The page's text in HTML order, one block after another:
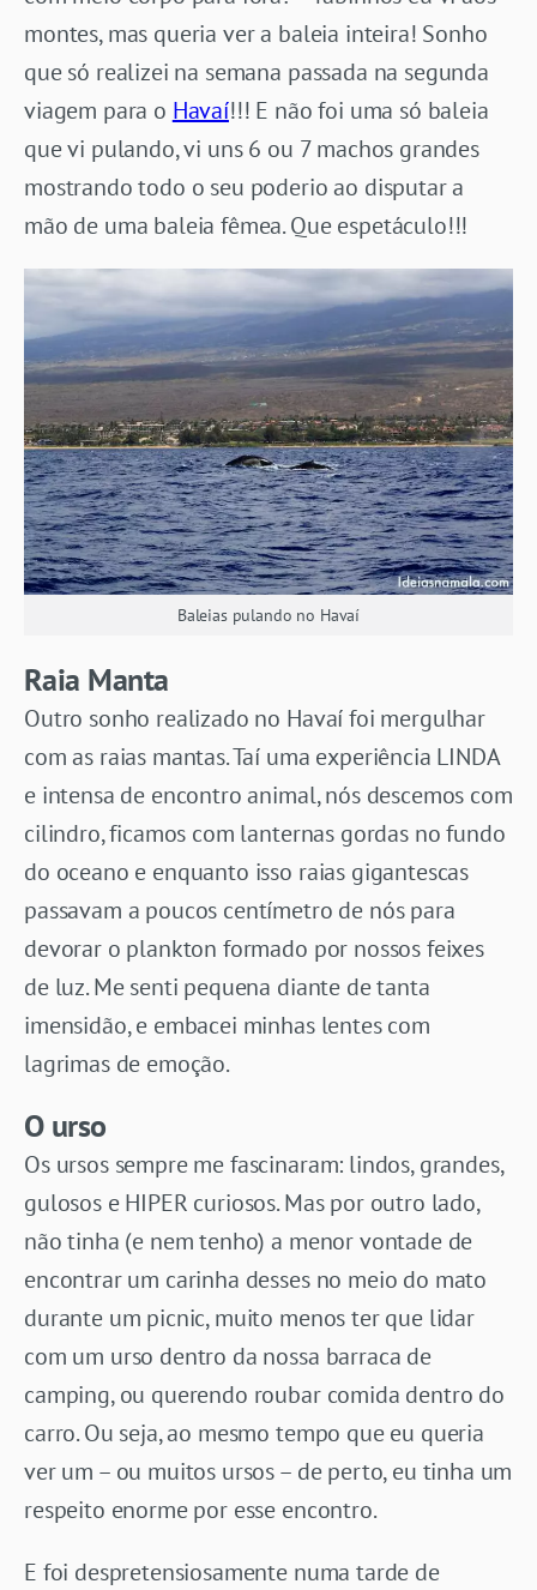
montes, mas queria ver a baleia inteira! Sonho
que só realizei na semana passada na segunda
viagem para o Havaí!!! E não foi uma só baleia
que vi pulando, vi uns 6 ou 7 machos grandes
mostrando todo o seu poderio ao disputar a
mão de uma baleia fêmea. Que espetáculo!!!
Baleias pulando no Havaí
Raia Manta
Outro sonho realizado no Havaí foi mergulhar
com as raias mantas. Taí uma experiência LINDA
e intensa de encontro animal, nós descemos com
cilindro, ficamos com lanternas gordas no fundo
do oceano e enquanto isso raias gigantescas
passavam a poucos centímetro de nós para
devorar o plankton formado por nossos feixes
de luz. Me senti pequena diante de tanta
imensidão, e embacei minhas lentes com
lagrimas de emoção.
O urso
Os ursos sempre me fascinaram: lindos, grandes,
gulosos e HIPER curiosos. Mas por outro lado,
não tinha (e nem tenho) a menor vontade de
encontrar um carinha desses no meio do mato
durante um picnic, muito menos ter que lidar
com um urso dentro da nossa barraca de
camping, ou querendo roubar comida dentro do
carro. Ou seja, ao mesmo tempo que eu queria
ver um – ou muitos ursos – de perto, eu tinha um
respeito enorme por esse encontro.
E foi despretensiosamente numa tarde de